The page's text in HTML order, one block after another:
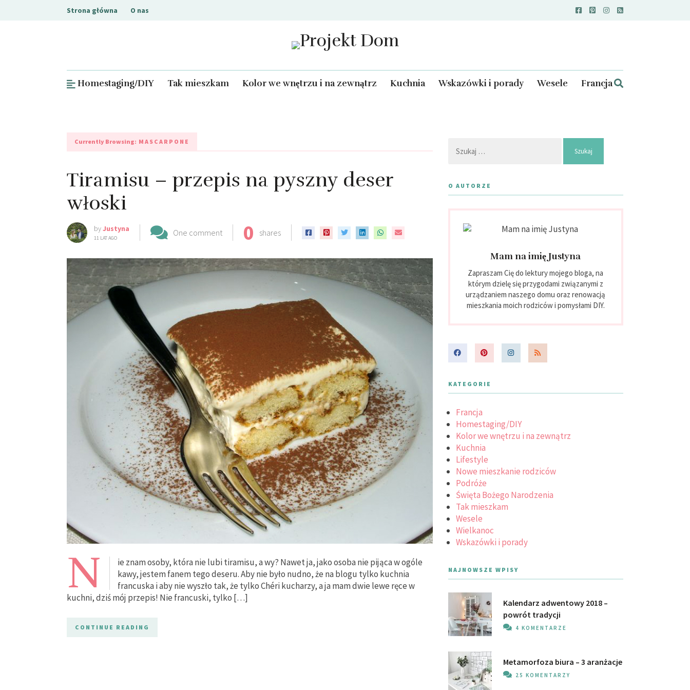
Strona główna O nas
Projekt Dom
Homestaging/DIY Tak mieszkam Kolor we wnętrzu i na zewnątrz Kuchnia Wskazówki i porady Wesele Francja
Currently Browsing: MASCARPONE
Tiramisu – przepis na pyszny deser
włoski
byJustyna
11 LAT AGO
One comment 0 shares
N
ie znam osoby, która nie lubi tiramisu, a wy? Nawet ja, jako osoba nie pijąca w ogóle
kawy, jestem fanem tego deseru. Aby nie było nudno, że na blogu tylko kuchnia
francuska i aby nie wyszło tak, że tylko Chéri kucharzy, a ja mam dwie lewe ręce w
kuchni, dziś mój przepis! Nie francuski, tylko […]
CONTINUE READING
O AUTORZE
Mam na imię Justyna
Zapraszam Cię do lektury mojego bloga, na
którym dzielę się przygodami związanymi z
urządzaniem naszego domu oraz renowacją
mieszkania moich rodziców i pomysłami DIY.
KATEGORIE
Francja
Homestaging/DIY
Kolor we wnętrzu i na zewnątrz
Kuchnia
Lifestyle
Nowe mieszkanie rodziców
Podróże
Święta Bożego Narodzenia
Tak mieszkam
Wesele
Wielkanoc
Wskazówki i porady
NAJNOWSZE WPISY
Kalendarz adwentowy 2018 –
powrót tradycji
4 KOMENTARZE
Metamorfoza biura – 3 aranżacje
25 KOMENTARZY